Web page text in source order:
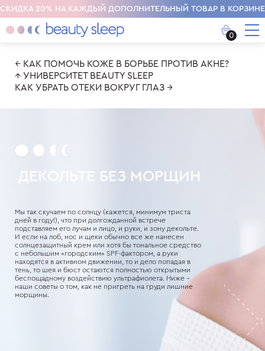
СКИДКА 20% НА КАЖДЫЙ ДОПОЛНИТЕЛЬНЫЙ ТОВАР В КОРЗИНЕ
0
← КАК ПОМОЧЬ КОЖЕ В БОРЬБЕ ПРОТИВ АКНЕ?
↑ УНИВЕРСИТЕТ BEAUTY SLEEP
КАК УБРАТЬ ОТЕКИ ВОКРУГ ГЛАЗ →
ДЕКОЛЬТЕ БЕЗ МОРЩИН
Мы так скучаем по солнцу (кажется, минимум триста
дней в году!), что при долгожданной встрече
подставляем его лучам и лицо, и руки, и зону декольте.
И если на лоб, нос и щеки обычно все же нанесен
солнцезащитный крем или хотя бы тональное средство
с небольшим «городским» SPF-фактором, а руки
находятся в активном движении, то и дело попадая в
тень, то шея и бюст остаются полностью открытыми
беспощадному воздействию ультрафиолета. Ниже –
наши советы о том, как не пригреть на груди лишние
морщины.